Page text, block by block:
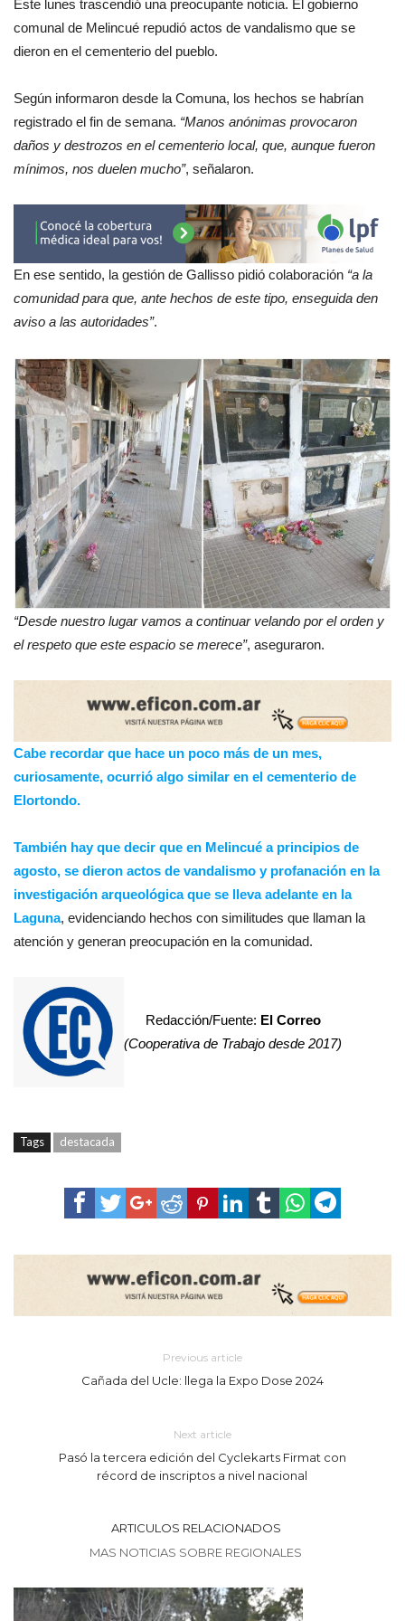
Este lunes trascendió una preocupante noticia. El gobierno
comunal de Melincué repudió actos de vandalismo que se
dieron en el cementerio del pueblo.
Según informaron desde la Comuna, los hechos se habrían
registrado el fin de semana. “Manos anónimas provocaron
daños y destrozos en el cementerio local, que, aunque fueron
mínimos, nos duelen mucho”, señalaron.
En ese sentido, la gestión de Gallisso pidió colaboración “a la
comunidad para que, ante hechos de este tipo, enseguida den
aviso a las autoridades”.
“Desde nuestro lugar vamos a continuar velando por el orden y
el respeto que este espacio se merece”, aseguraron.
Cabe recordar que hace un poco más de un mes,
curiosamente, ocurrió algo similar en el cementerio de
Elortondo.
También hay que decir que en Melincué a principios de
agosto, se dieron actos de vandalismo y profanación en la
investigación arqueológica que se lleva adelante en la
Laguna, evidenciando hechos con similitudes que llaman la
atención y generan preocupación en la comunidad.
Redacción/Fuente: El Correo
(Cooperativa de Trabajo desde 2017)
Tags destacada
Previous article
Cañada del Ucle: llega la Expo Dose 2024
Next article
Pasó la tercera edición del Cyclekarts Firmat con
récord de inscriptos a nivel nacional
ARTICULOS RELACIONADOS
MAS NOTICIAS SOBRE REGIONALES